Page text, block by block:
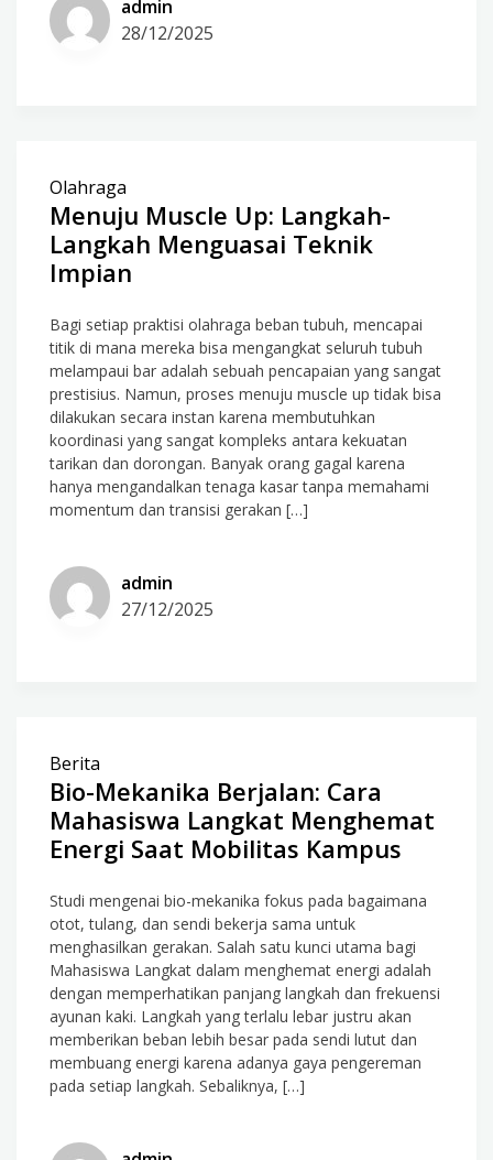
admin
28/12/2025
Olahraga
Menuju Muscle Up: Langkah-
Langkah Menguasai Teknik
Impian
Bagi setiap praktisi olahraga beban tubuh, mencapai
titik di mana mereka bisa mengangkat seluruh tubuh
melampaui bar adalah sebuah pencapaian yang sangat
prestisius. Namun, proses menuju muscle up tidak bisa
dilakukan secara instan karena membutuhkan
koordinasi yang sangat kompleks antara kekuatan
tarikan dan dorongan. Banyak orang gagal karena
hanya mengandalkan tenaga kasar tanpa memahami
momentum dan transisi gerakan […]
admin
27/12/2025
Berita
Bio-Mekanika Berjalan: Cara
Mahasiswa Langkat Menghemat
Energi Saat Mobilitas Kampus
Studi mengenai bio-mekanika fokus pada bagaimana
otot, tulang, dan sendi bekerja sama untuk
menghasilkan gerakan. Salah satu kunci utama bagi
Mahasiswa Langkat dalam menghemat energi adalah
dengan memperhatikan panjang langkah dan frekuensi
ayunan kaki. Langkah yang terlalu lebar justru akan
memberikan beban lebih besar pada sendi lutut dan
membuang energi karena adanya gaya pengereman
pada setiap langkah. Sebaliknya, […]